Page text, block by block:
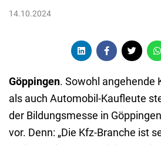
14.10.2024
Göppingen. Sowohl angehende
als auch Automobil-Kaufleute
der Bildungsmesse in
vor. Denn: „Die Kfz-Branche ist